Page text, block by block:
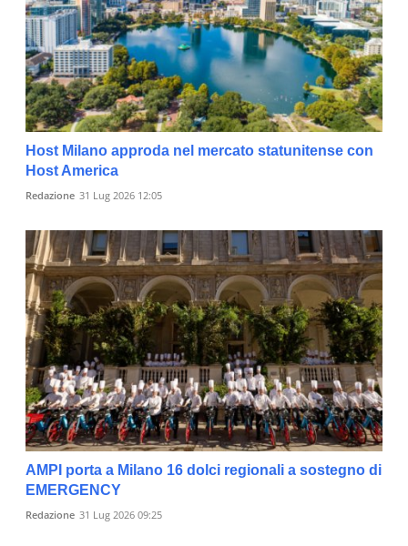
Host Milano approda nel mercato statunitense con
Host America
Redazione 31 Lug 2026 12:05
AMPI porta a Milano 16 dolci regionali a sostegno di
EMERGENCY
Redazione 31 Lug 2026 09:25